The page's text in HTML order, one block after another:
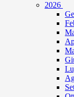
2026